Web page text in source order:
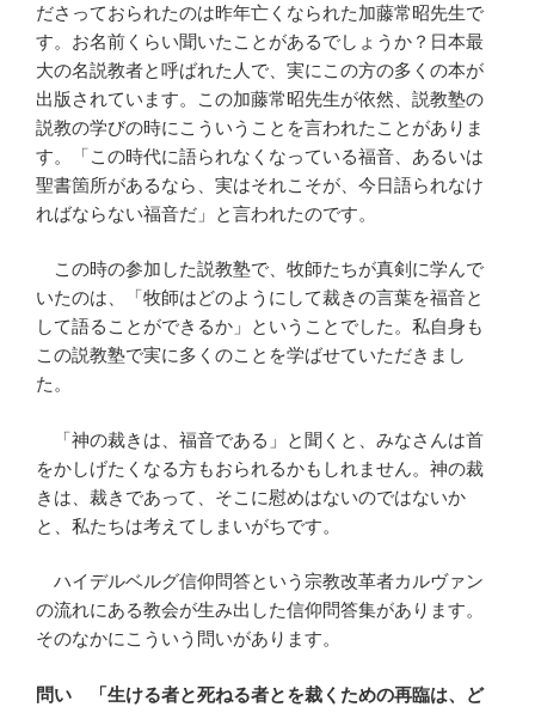
ださっておられたのは昨年亡くなられた加藤常昭先生で
す。お名前くらい聞いたことがあるでしょうか？日本最
大の名説教者と呼ばれた人で、実にこの方の多くの本が
出版されています。この加藤常昭先生が依然、説教塾の
説教の学びの時にこういうことを言われたことがありま
す。「この時代に語られなくなっている福音、あるいは
聖書箇所があるなら、実はそれこそが、今日語られなけ
ればならない福音だ」と言われたのです。
この時の参加した説教塾で、牧師たちが真剣に学んで
いたのは、「牧師はどのようにして裁きの言葉を福音と
して語ることができるか」ということでした。私自身も
この説教塾で実に多くのことを学ばせていただきまし
た。
「神の裁きは、福音である」と聞くと、みなさんは首
をかしげたくなる方もおられるかもしれません。神の裁
きは、裁きであって、そこに慰めはないのではないか
と、私たちは考えてしまいがちです。
ハイデルベルグ信仰問答という宗教改革者カルヴァン
の流れにある教会が生み出した信仰問答集があります。
そのなかにこういう問いがあります。
問い 「生ける者と死ねる者とを裁くための再臨は、ど